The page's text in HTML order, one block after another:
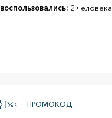
воспользовались: 2 человека
ПРОМОКОД